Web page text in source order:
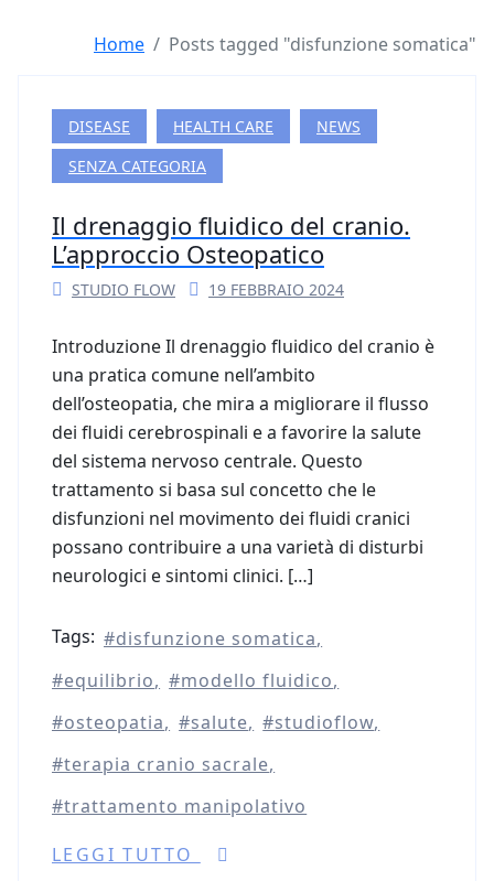
Home Posts tagged "disfunzione somatica"
DISEASE HEALTH CARE
NEWS
SENZA CATEGORIA
Il drenaggio fluidico del cranio.
L’approccio Osteopatico
STUDIO FLOW 19 FEBBRAIO 2024
Introduzione Il drenaggio fluidico del cranio è
una pratica comune nell’ambito
dell’osteopatia, che mira a migliorare il flusso
dei fluidi cerebrospinali e a favorire la salute
del sistema nervoso centrale. Questo
trattamento si basa sul concetto che le
disfunzioni nel movimento dei fluidi cranici
possano contribuire a una varietà di disturbi
neurologici e sintomi clinici. […]
Tags:
disfunzione somatica
equilibrio
modello fluidico
osteopatia
salute
studioflow
terapia cranio sacrale
trattamento manipolativo
LEGGI TUTTO